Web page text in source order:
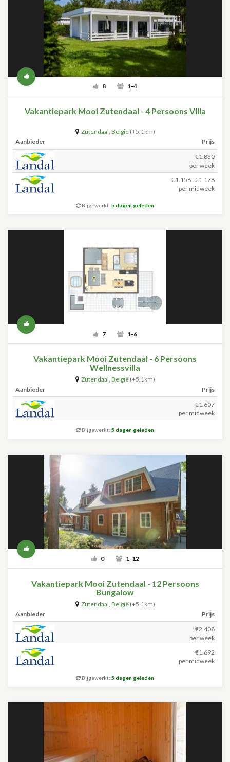
8 1-4
Vakantiepark Mooi Zutendaal - 4 Persoons Villa
Zutendaal, België (+5.1km)
Aanbieder
Prijs
€1.830
per week
€1.158 - €1.178
per midweek
Bijgewerkt: 5 dagen geleden
7 1-6
Vakantiepark Mooi Zutendaal - 6 Persoons
Wellnessvilla
Zutendaal, België (+5.1km)
Aanbieder
Prijs
€1.607
per midweek
Bijgewerkt: 5 dagen geleden
0 1-12
Vakantiepark Mooi Zutendaal - 12 Persoons
Bungalow
Zutendaal, België (+5.1km)
Aanbieder
Prijs
€2.408
per week
€1.692
per midweek
Bijgewerkt: 5 dagen geleden